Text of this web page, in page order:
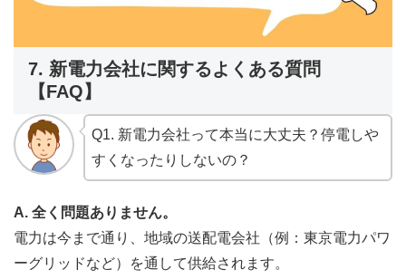
7. 新電力会社に関するよくある質問
【FAQ】
Q1. 新電力会社って本当に大丈夫？停電しや
すくなったりしないの？
A. 全く問題ありません。
電力は今まで通り、地域の送配電会社（例：東京電力パワ
ーグリッドなど）を通して供給されます。